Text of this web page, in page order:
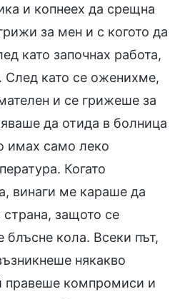
и копнеех да срещна
за мен и с когото да
като започнах работа,
След като се оженихме,
и се грижеше за
да отида в болница
имах само леко
Когато
винаги ме караше да
защото се
блъсне кола. Всеки път,
някакво
правеше компромиси и